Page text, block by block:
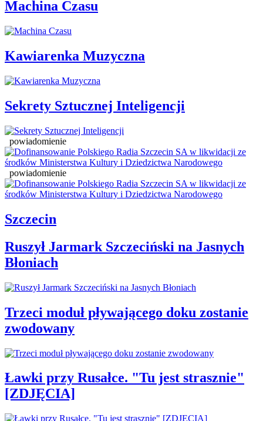
Machina Czasu
Kawiarenka Muzyczna
Sekrety Sztucznej Inteligencji
powiadomienie
powiadomienie
Szczecin
Ruszył Jarmark Szczeciński na Jasnych
Błoniach
Trzeci moduł pływającego doku zostanie
zwodowany
Ławki przy Rusałce. "Tu jest strasznie"
[ZDJĘCIA]